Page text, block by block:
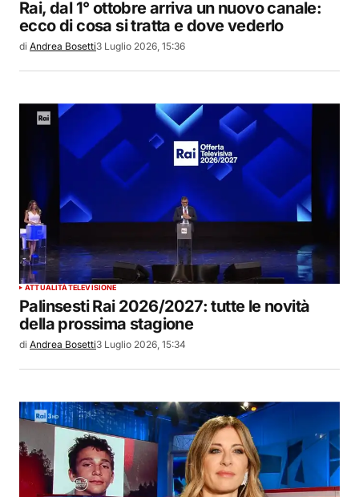
Rai, dal 1° ottobre arriva un nuovo canale:
ecco di cosa si tratta e dove vederlo
di Andrea Bosetti3 Luglio 2026, 15:36
ATTUALITÀTELEVISIONE
Palinsesti Rai 2026/2027: tutte le novità
della prossima stagione
di Andrea Bosetti3 Luglio 2026, 15:34